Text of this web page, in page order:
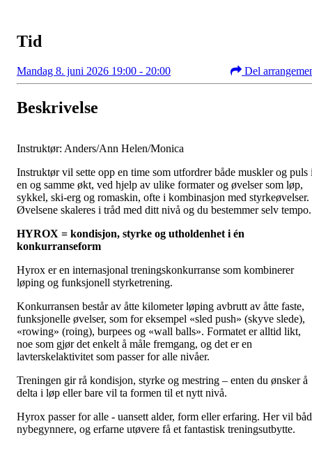
Tid
Mandag 8. juni 2026 19:00 - 20:00 Del
Beskrivelse
Instruktør: Anders/Ann Helen/Monica
Instruktør vil sette opp en time som utfordrer både muskler og puls
en og samme økt, ved hjelp av ulike formater og øvelser som løp,
sykkel, ski-erg og romaskin, ofte i kombinasjon med styrkeøvelser.
Øvelsene skaleres i tråd med ditt nivå og du bestemmer selv tempo.
HYROX = kondisjon, styrke og utholdenhet i én
konkurranseform
Hyrox er en internasjonal treningskonkurranse som kombinerer
løping og funksjonell styrketrening.
Konkurransen består av åtte kilometer løping avbrutt av åtte faste,
funksjonelle øvelser, som for eksempel «sled push» (skyve slede),
«rowing» (roing), burpees og «wall balls». Formatet er alltid likt,
noe som gjør det enkelt å måle fremgang, og det er en
lavterskelaktivitet som passer for alle nivåer.
Treningen gir rå kondisjon, styrke og mestring – enten du ønsker å
delta i løp eller bare vil ta formen til et nytt nivå.
Hyrox passer for alle - uansett alder, form eller erfaring. Her vil
nybegynnere, og erfarne utøvere få et fantastisk treningsutbytte.